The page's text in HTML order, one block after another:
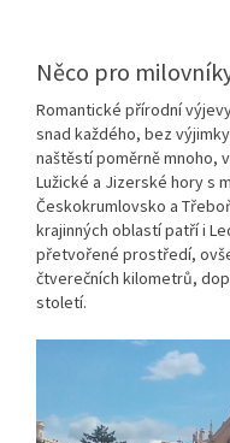
Něco pro
Romantické přírodní
snad každého, bez
naštěstí poměrně mnoho,
Lužické a Jizerské hory s
Českokrumlovsko a
krajinných oblastí patří i
přetvořené prostředí,
čtverečních kilometrů,
století.